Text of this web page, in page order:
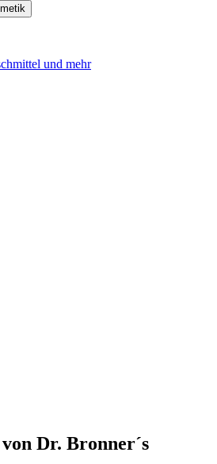
und mehr
Dr. Bronner´s